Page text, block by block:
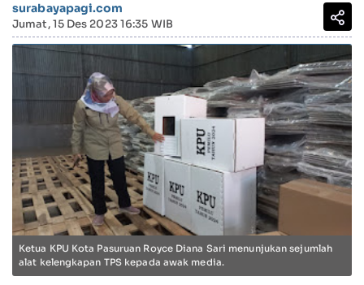
surabayapagi.com
Jumat, 15 Des 2023 16:35 WIB
Ketua KPU Kota Pasuruan Royce Diana Sari menunjukan sejumlah
alat kelengkapan TPS kepada awak media.